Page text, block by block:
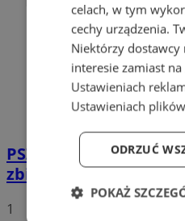
PSZOK w
zbieranie odpadów
1
celach, w tym
cechy urządzenia.
Niektórzy
interesie zamiast
Ustawieniach
Ustawieniach
ODRZUĆ
POKAŻ